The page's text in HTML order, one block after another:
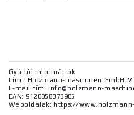
Gyártói információk
Cím : Holzmann-maschinen GmbH
E-mail cím: info@holzmann-
EAN: 9120058373985
Weboldalak: https://